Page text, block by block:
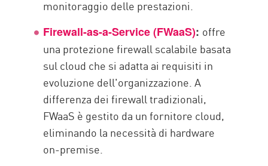
monitoraggio delle prestazioni.
Firewall-as-a-Service (FWaaS): offre
una protezione firewall scalabile basata
sul cloud che si adatta ai requisiti in
evoluzione dell'organizzazione. A
differenza dei firewall tradizionali,
FWaaS è gestito da un fornitore cloud,
eliminando la necessità di hardware
on-premise.